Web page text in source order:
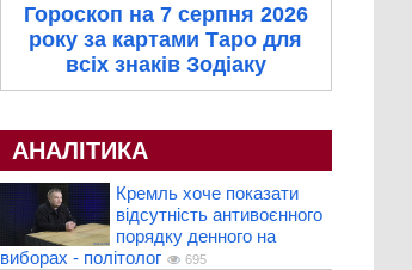
Гороскоп на 7 серпня 2026
року за картами Таро для
всіх знаків Зодіаку
АНАЛІТИКА
Кремль хоче показати
відсутність антивоєнного
порядку денного на
виборах - політолог
695